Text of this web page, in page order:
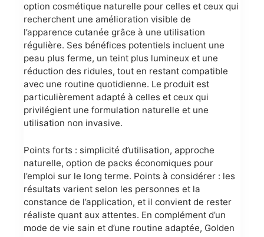
option cosmétique naturelle pour celles et ceux qui
recherchent une amélioration visible de
l’apparence cutanée grâce à une utilisation
régulière. Ses bénéfices potentiels incluent une
peau plus ferme, un teint plus lumineux et une
réduction des ridules, tout en restant compatible
avec une routine quotidienne. Le produit est
particulièrement adapté à celles et ceux qui
privilégient une formulation naturelle et une
utilisation non invasive.
Points forts : simplicité d’utilisation, approche
naturelle, option de packs économiques pour
l’emploi sur le long terme. Points à considérer : les
résultats varient selon les personnes et la
constance de l’application, et il convient de rester
réaliste quant aux attentes. En complément d’un
mode de vie sain et d’une routine adaptée, Golden